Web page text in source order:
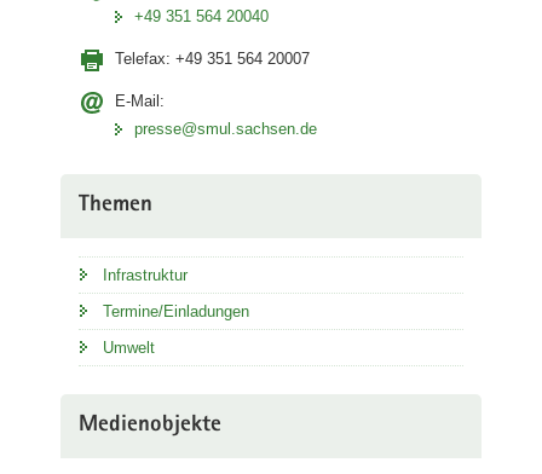
+49 351 564 20040
Telefax: +49 351 564 20007
E-Mail:
presse@smul.sachsen.de
Themen
Infrastruktur
Termine/Einladungen
Umwelt
Medienobjekte